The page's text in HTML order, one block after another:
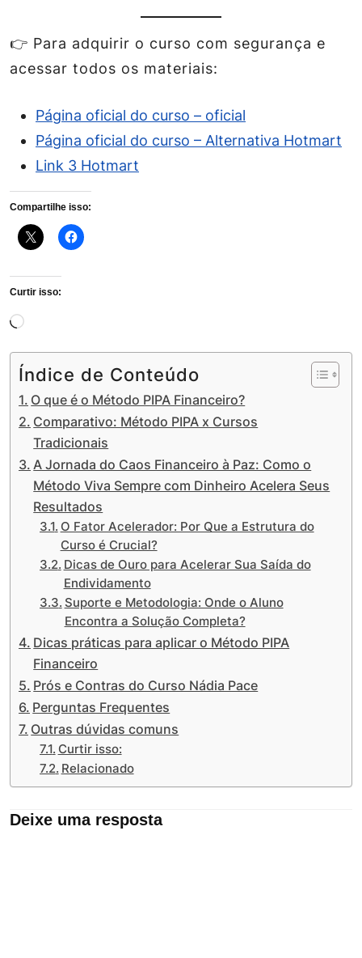
👉 Para adquirir o curso com segurança e
acessar todos os materiais:
Página oficial do curso – oficial
Página oficial do curso – Alternativa Hotmart
Link 3 Hotmart
Compartilhe isso:
Curtir isso:
Carregando...
Índice de Conteúdo
O que é o Método PIPA Financeiro?
Comparativo: Método PIPA x Cursos
Tradicionais
A Jornada do Caos Financeiro à Paz: Como o
Método Viva Sempre com Dinheiro Acelera Seus
Resultados
O Fator Acelerador: Por Que a Estrutura do
Curso é Crucial?
Dicas de Ouro para Acelerar Sua Saída do
Endividamento
Suporte e Metodologia: Onde o Aluno
Encontra a Solução Completa?
Dicas práticas para aplicar o Método PIPA
Financeiro
Prós e Contras do Curso Nádia Pace
Perguntas Frequentes
Outras dúvidas comuns
Curtir isso:
Relacionado
Deixe uma resposta